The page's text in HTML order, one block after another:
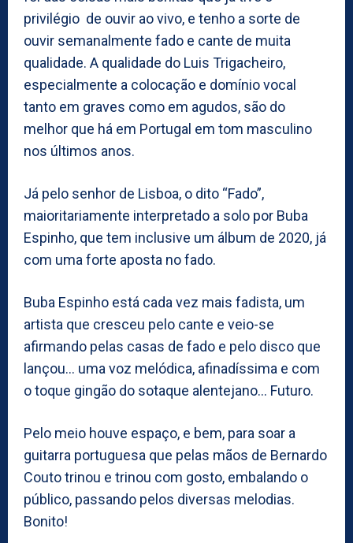
privilégio de ouvir ao vivo, e tenho a sorte de
ouvir semanalmente fado e cante de muita
qualidade. A qualidade do Luis Trigacheiro,
especialmente a colocação e domínio vocal
tanto em graves como em agudos, são do
melhor que há em Portugal em tom masculino
nos últimos anos.
Já pelo senhor de Lisboa, o dito “Fado”,
maioritariamente interpretado a solo por Buba
Espinho, que tem inclusive um álbum de 2020, já
com uma forte aposta no fado.
Buba Espinho está cada vez mais fadista, um
artista que cresceu pelo cante e veio-se
afirmando pelas casas de fado e pelo disco que
lançou… uma voz melódica, afinadíssima e com
o toque gingão do sotaque alentejano… Futuro.
Pelo meio houve espaço, e bem, para soar a
guitarra portuguesa que pelas mãos de Bernardo
Couto trinou e trinou com gosto, embalando o
público, passando pelos diversas melodias.
Bonito!